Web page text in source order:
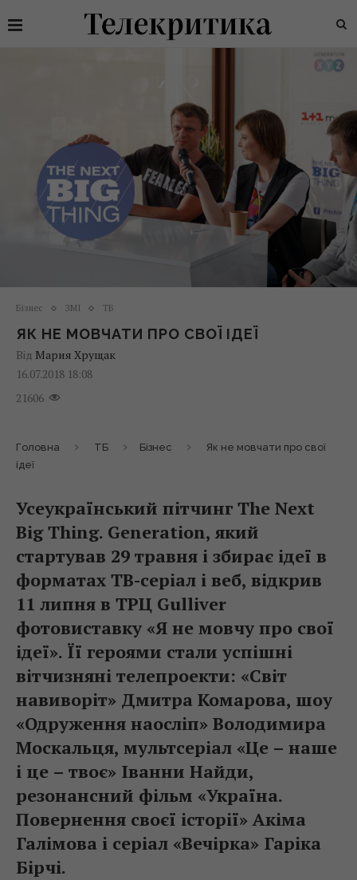
Бізнес ЗМІ ТБ
ЯК НЕ МОВЧАТИ ПРО СВОЇ ІДЕЇ
Від Мария Хрущак
16.07.2018 18:08
21606
Головна ТБ Бізнес
Як не мовчати про свої
ідеї
Усеукраїнський пітчинг The Next
Big Thing. Generation, який
стартував 29 травня і збирає ідеї в
форматах ТВ-серіал і веб, відкрив
11 липня в ТРЦ Gulliver
фотовиставку «Я не мовчу про свої
ідеї». Її героями стали успішні
вітчизняні телепроекти: «Світ
навиворіт» Дмитра Комарова, шоу
«Одруження наосліп» Володимира
Москальця, мультсеріал «Це – наше
і це – твоє» Іванни Найди,
резонансний фільм «Україна.
Повернення своєї історії» Акіма
Галімова і серіал «Вечірка» Гаріка
Бірчі.